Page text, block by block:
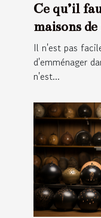
Ce qu’il
maisons
Il n'est pas
d'emménager
n'est...